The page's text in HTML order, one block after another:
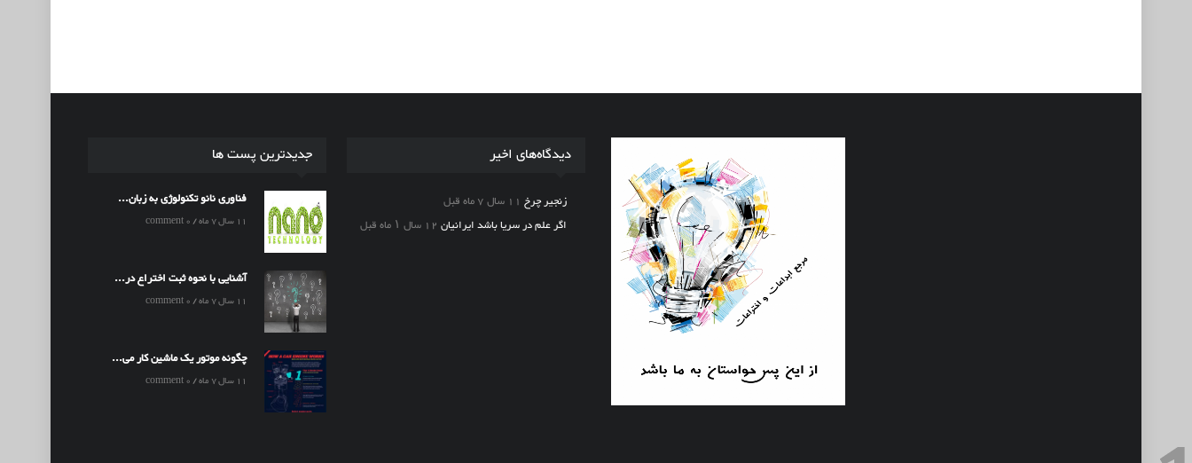
جدیدترین پست ها
فناوری نانو تکنولوژی به زبان...
11 سال 7 ماه / 0 comment
آشنایی با نحوه ثبت اختراع در...
11 سال 7 ماه / 0 comment
چگونه موتور یک ماشین کار می...
11 سال 7 ماه / 0 comment
دیدگاه‌های اخیر
زنجیر چرخ 11 سال 7 ماه قبل
اگر علم در سریا باشد ایرانیان 12 سال ۱ ماه قبل